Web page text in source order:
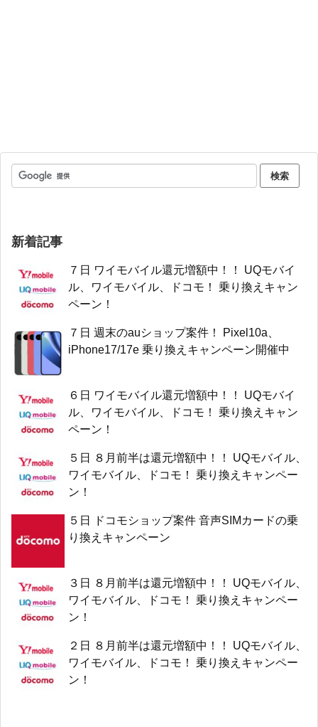
新着記事
７日 ワイモバイル還元増額中！！ UQモバイ
ル、ワイモバイル、ドコモ！ 乗り換えキャン
ペーン！
７日 週末のauショップ案件！ Pixel10a、
iPhone17/17e 乗り換えキャンペーン開催中
６日 ワイモバイル還元増額中！！ UQモバイ
ル、ワイモバイル、ドコモ！ 乗り換えキャン
ペーン！
５日 ８月前半は還元増額中！！ UQモバイル、
ワイモバイル、ドコモ！ 乗り換えキャンペー
ン！
５日 ドコモショップ案件 音声SIMカードの乗
り換えキャンペーン
３日 ８月前半は還元増額中！！ UQモバイル、
ワイモバイル、ドコモ！ 乗り換えキャンペー
ン！
２日 ８月前半は還元増額中！！ UQモバイル、
ワイモバイル、ドコモ！ 乗り換えキャンペー
ン！